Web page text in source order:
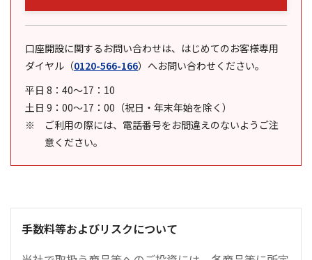
口座開設に関するお問い合わせは、はじめてのお客様専用
ダイヤル （0120-566-166） へお問い合わせください。
平日 8：40～17：10
土日 9：00～17：00（祝日・年末年始を除く）
ご利用の際には、電話番号をお間違えのないようご注
意ください。
手数料等およびリスクについて